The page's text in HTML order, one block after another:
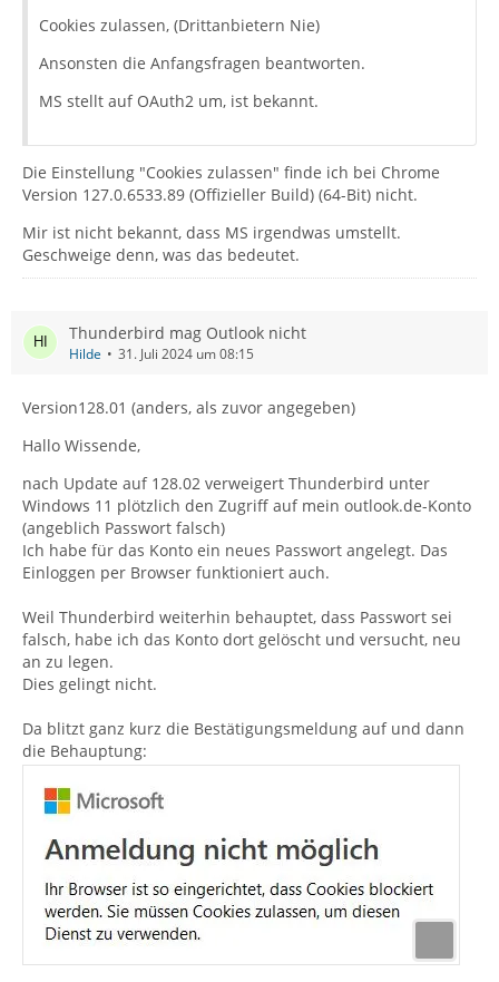
Cookies zulassen, (Drittanbietern Nie)
Ansonsten die Anfangsfragen beantworten.
MS stellt auf OAuth2 um, ist bekannt.
Die Einstellung "Cookies zulassen" finde ich bei Chrome
Version 127.0.6533.89 (Offizieller Build) (64-Bit) nicht.
Mir ist nicht bekannt, dass MS irgendwas umstellt.
Geschweige denn, was das bedeutet.
Thunderbird mag Outlook nicht
Hilde 31. Juli 2024 um 08:15
Version128.01 (anders, als zuvor angegeben)
Hallo Wissende,
nach Update auf 128.02 verweigert Thunderbird unter
Windows 11 plötzlich den Zugriff auf mein outlook.de-Konto
(angeblich Passwort falsch)
Ich habe für das Konto ein neues Passwort angelegt. Das
Einloggen per Browser funktioniert auch.
Weil Thunderbird weiterhin behauptet, dass Passwort sei
falsch, habe ich das Konto dort gelöscht und versucht, neu
an zu legen.
Dies gelingt nicht.
Da blitzt ganz kurz die Bestätigungsmeldung auf und dann
die Behauptung: